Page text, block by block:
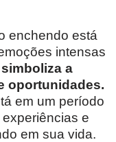
enchendo está
intensas
a
oportunidades.
em um período
e
em sua vida.